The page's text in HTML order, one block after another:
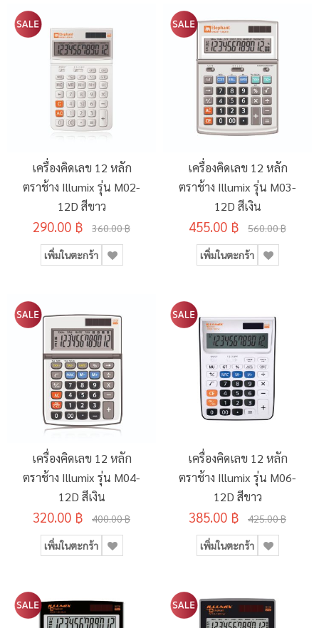
เครื่องคิดเลข 12 หลัก
ตราช้าง Illumix รุ่น M02-
12D สีขาว
290.00 ฿ 360.00 ฿
เพิ่มในตะกร้า
เครื่องคิดเลข 12 หลัก
ตราช้าง Illumix รุ่น M03-
12D สีเงิน
455.00 ฿ 560.00 ฿
เพิ่มในตะกร้า
เครื่องคิดเลข 12 หลัก
ตราช้าง Illumix รุ่น M04-
12D สีเงิน
320.00 ฿ 400.00 ฿
เพิ่มในตะกร้า
เครื่องคิดเลข 12 หลัก
ตราช้าง Illumix รุ่น M06-
12D สีขาว
385.00 ฿ 425.00 ฿
เพิ่มในตะกร้า